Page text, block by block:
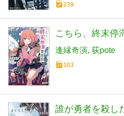
239
こちら、終末停
逢縁奇演 荻pote
103
誰が勇者を殺し